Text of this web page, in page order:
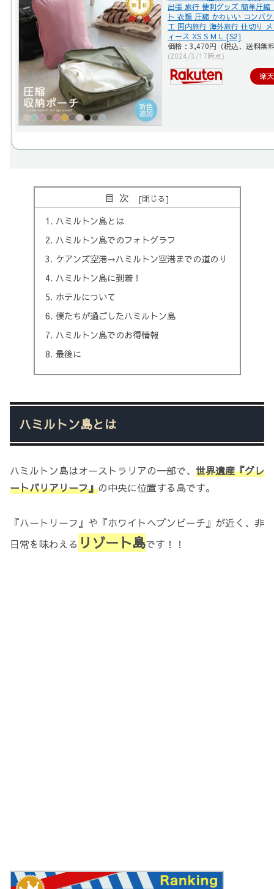
出張 旅行 便利グッズ 簡単圧縮
ト 衣類 圧縮 かわいい コンパ
工 国内旅行 海外旅行 仕切り
ィース XS S M L [S2]
価格：3,470円（税込、送料無
(2024/3/17時点)
楽
目次
ハミルトン島とは
ハミルトン島でのフォトグラフ
ケアンズ空港→ハミルトン空港までの道のり
ハミルトン島に到着！
ホテルについて
僕たちが過ごしたハミルトン島
ハミルトン島でのお得情報
最後に
ハミルトン島とは
ハミルトン島はオーストラリアの一部で、 世界遺産『グレ
ートバリアリーフ』の中央に位置する島です。
『ハートリーフ』や『ホワイトヘブンビーチ』が近く、非
日常を味わえる リゾート島です！！